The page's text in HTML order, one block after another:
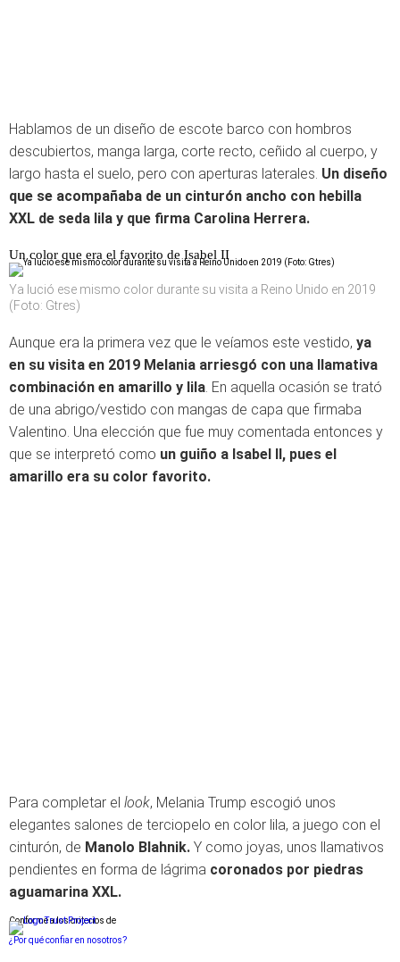
Hablamos de un diseño de escote barco con hombros
descubiertos, manga larga, corte recto, ceñido al cuerpo, y
largo hasta el suelo, pero con aperturas laterales. Un diseño
que se acompañaba de un cinturón ancho con hebilla
XXL de seda lila y que firma Carolina Herrera.
Un color que era el favorito de Isabel II
Ya lució ese mismo color durante su visita a Reino Unido en 2019
(Foto: Gtres)
Aunque era la primera vez que le veíamos este vestido, ya
en su visita en 2019 Melania arriesgó con una llamativa
combinación en amarillo y lila. En aquella ocasión se trató
de una abrigo/vestido con mangas de capa que firmaba
Valentino. Una elección que fue muy comentada entonces y
que se interpretó como un guiño a Isabel II, pues el
amarillo era su color favorito.
Para completar el look, Melania Trump escogió unos
elegantes salones de terciopelo en color lila, a juego con el
cinturón, de Manolo Blahnik. Y como joyas, unos llamativos
pendientes en forma de lágrima coronados por piedras
aguamarina XXL.
Conforme a los criterios de
¿Por qué confiar en nosotros?